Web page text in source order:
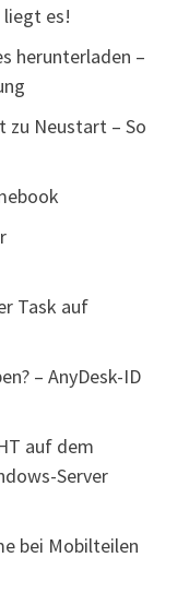
es!
herunterladen –
zu Neustart – So
Task auf
– AnyDesk-ID
auf dem
Server
bei Mobilteilen